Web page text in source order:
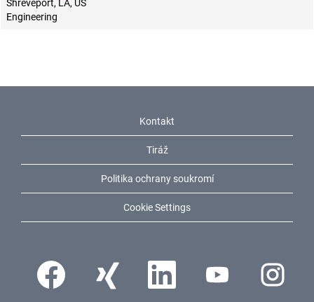
Shreveport, LA, US
Engineering
Kontakt
Tiráž
Politika ochrany soukromí
Cookie Settings
Otevře se na nové kartě.Otevře se na nové kartě.Otevře se na nové kartě.Otevře se na nové kartě.
Otevře se